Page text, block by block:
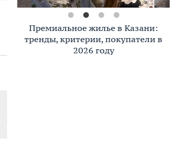
Премиальное жилье в Казани:
тренды, критерии, покупатели в
2026 году